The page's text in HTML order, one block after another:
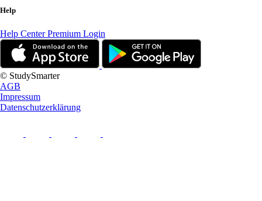
Help
Help CenterPremium Login
© StudySmarter
AGB
Impressum
Datenschutzerklärung